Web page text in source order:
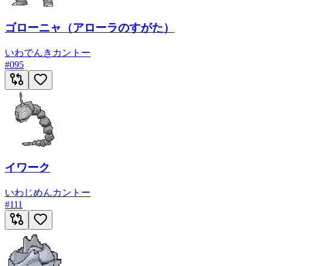
ゴローニャ（アローラのすがた）
いわでんき カントー
#095
イワーク
いわ じめんカントー
#111